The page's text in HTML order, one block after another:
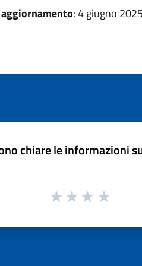
: 4 giugno
chiare le informazioni